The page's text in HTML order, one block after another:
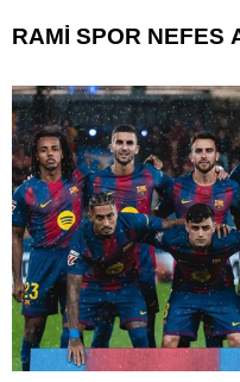
RAMİ SPOR NEFES